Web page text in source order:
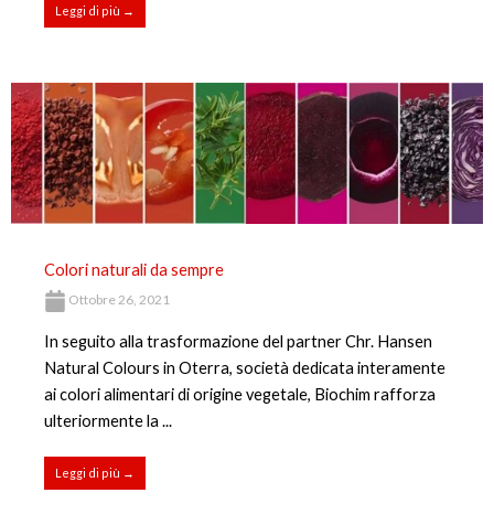
Leggi di più →
Colori naturali da sempre
Ottobre 26, 2021
In seguito alla trasformazione del partner Chr. Hansen
Natural Colours in Oterra, società dedicata interamente
ai colori alimentari di origine vegetale, Biochim rafforza
ulteriormente la ...
Leggi di più →